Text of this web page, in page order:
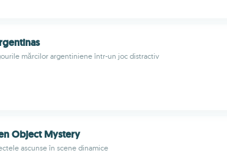
mărcilor argentiniene într-un joc distractiv
Object Mystery
ascunse în scene dinamice